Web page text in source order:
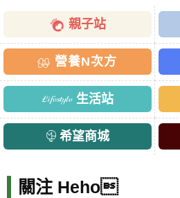
親子站
營養N次方
生活站
希望商城
關注 Heho